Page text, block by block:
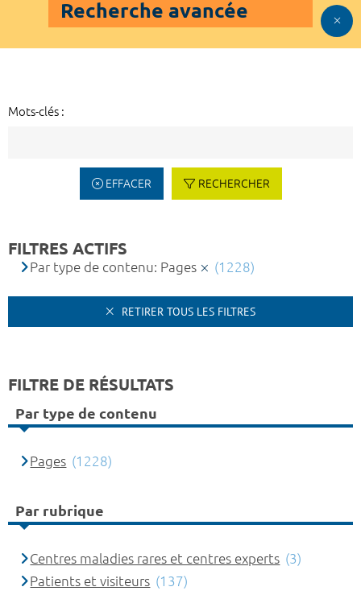
Recherche avancée
Mots-clés :
EFFACER RECHERCHER
FILTRES ACTIFS
Par type de contenu: Pages (1228)
RETIRER TOUS LES FILTRES
FILTRE DE RÉSULTATS
Par type de contenu
Pages (1228)
Par rubrique
Centres maladies rares et centres experts (3)
Patients et visiteurs (137)